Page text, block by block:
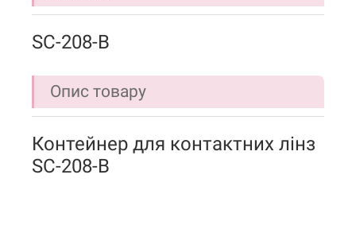
SC-208-B
Опис товару
Контейнер для контактних лінз
SC-208-B